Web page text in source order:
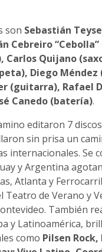
son Sebastián
Cebreiro
Carlos Quijano
Diego Méndez
(guitarra), Rafael
Canedo (batería).
editaron 7
sin prisa un
internacionales. Se
y Argentina
Atlanta y
Teatro de Verano y
También
y Latinoamérica,
como Pilsen